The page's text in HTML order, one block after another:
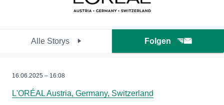
Alle Storys Folgen
16.06.2025 – 16:08
L'ORÉAL Austria, Germany, Switzerland